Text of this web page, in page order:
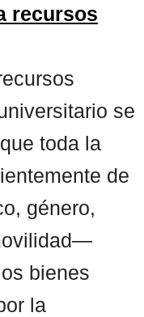
recursos
se
toda la
de
género,
bienes
la